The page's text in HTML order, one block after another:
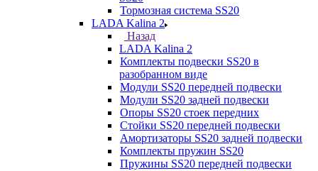
Тормозная система SS20
LADA Kalina 2
Назад
LADA Kalina 2
Комплекты подвески SS20 в
разобранном виде
Модули SS20 передней подвески
Модули SS20 задней подвески
Опоры SS20 стоек передних
Стойки SS20 передней подвески
Амортизаторы SS20 задней подвески
Комплекты пружин SS20
Пружины SS20 передней подвески